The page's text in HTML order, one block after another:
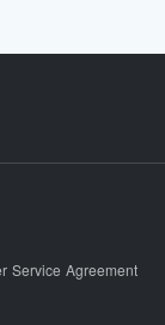
Service Agreement